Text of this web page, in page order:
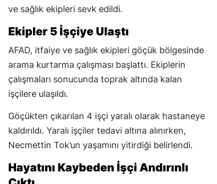
ve sağlık ekipleri sevk edildi.
Ekipler 5 İşçiye Ulaştı
AFAD, itfaiye ve sağlık ekipleri göçük bölgesinde
arama kurtarma çalışması başlattı. Ekiplerin
çalışmaları sonucunda toprak altında kalan
işçilere ulaşıldı.
Göçükten çıkarılan 4 işçi yaralı olarak hastaneye
kaldırıldı. Yaralı işçiler tedavi altına alınırken,
Necmettin Tok’un yaşamını yitirdiği belirlendi.
Hayatını Kaybeden İşçi Andırınlı